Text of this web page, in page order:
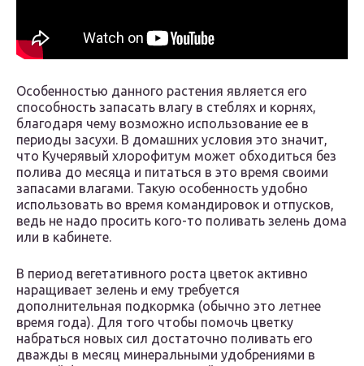
Особенностью данного растения является его
способность запасать влагу в стеблях и корнях,
благодаря чему возможно использование ее в
периоды засухи. В домашних условия это значит,
что Кучерявый хлорофитум может обходиться без
полива до месяца и питаться в это время своими
запасами влагами. Такую особенность удобно
использовать во время командировок и отпусков,
ведь не надо просить кого-то поливать зелень дома
или в кабинете.
В период вегетативного роста цветок активно
наращивает зелень и ему требуется
дополнительная подкормка (обычно это летнее
время года). Для того чтобы помочь цветку
набраться новых сил достаточно поливать его
дважды в месяц минеральными удобрениями в